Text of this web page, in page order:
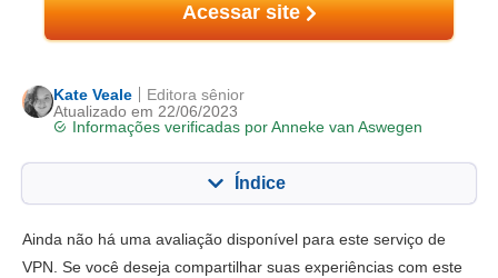
Acessar site
Kate Veale
Atualizado em 22/06/2023
Informações verificadas por Anneke van Aswegen
Editora sênior
Índice
Principais recursos 7.2
Ainda não há uma avaliação disponível para este serviço de
VPN. Se você deseja compartilhar suas experiências com este